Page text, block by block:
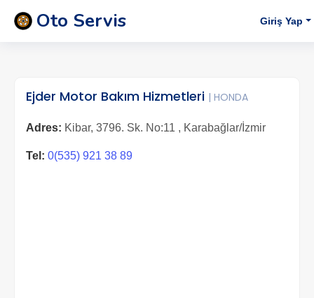
Oto Servis Giriş Yap
Ejder Motor Bakım Hizmetleri | HONDA
Adres: Kibar, 3796. Sk. No:11 , Karabağlar/İzmir
Tel: 0(535) 921 38 89